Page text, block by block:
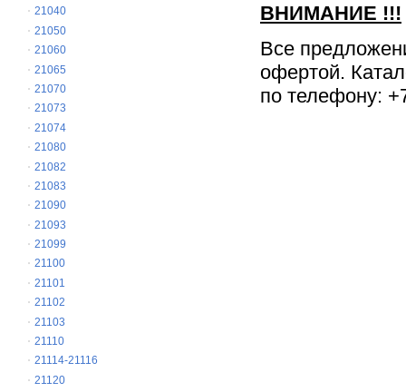
21040
21050
21060
21065
21070
21073
21074
21080
21082
21083
21090
21093
21099
21100
21101
21102
21103
21110
21114-21116
21120
ВНИМАНИЕ !!!
Все
офертой.
по телефону: